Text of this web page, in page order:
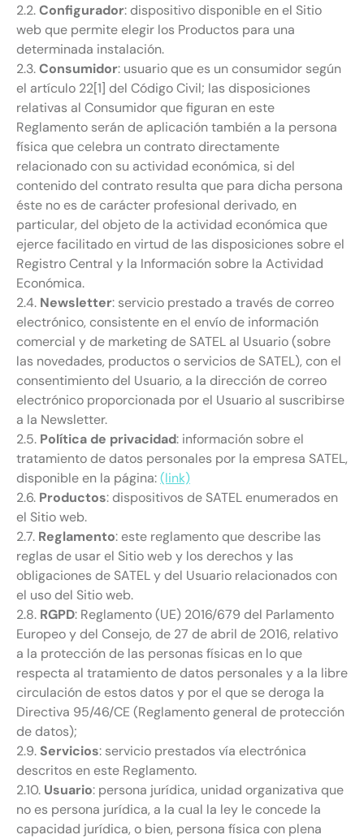
2.2.Configurador: dispositivo disponible en el Sitio
web que permite elegir los Productos para una
determinada instalación.
2.3.Consumidor: usuario que es un consumidor según
el artículo 22[1] del Código Civil; las disposiciones
relativas al Consumidor que figuran en este
Reglamento serán de aplicación también a la persona
física que celebra un contrato directamente
relacionado con su actividad económica, si del
contenido del contrato resulta que para dicha persona
éste no es de carácter profesional derivado, en
particular, del objeto de la actividad económica que
ejerce facilitado en virtud de las disposiciones sobre el
Registro Central y la Información sobre la Actividad
Económica.
2.4. Newsletter: servicio prestado a través de correo
electrónico, consistente en el envío de información
comercial y de marketing de SATEL al Usuario (sobre
las novedades, productos o servicios de SATEL), con el
consentimiento del Usuario, a la dirección de correo
electrónico proporcionada por el Usuario al suscribirse
a la Newsletter.
2.5. Política de privacidad: información sobre el
tratamiento de datos personales por la empresa SATEL,
disponible en la página:(link)
2.6. Productos: dispositivos de SATEL enumerados en
el Sitio web.
2.7. Reglamento: este reglamento que describe las
reglas de usar el Sitio web y los derechos y las
obligaciones de SATEL y del Usuario relacionados con
el uso del Sitio web.
2.8. RGPD: Reglamento (UE) 2016/679 del Parlamento
Europeo y del Consejo, de 27 de abril de 2016, relativo
a la protección de las personas físicas en lo que
respecta al tratamiento de datos personales y a la libre
circulación de estos datos y por el que se deroga la
Directiva 95/46/CE (Reglamento general de protección
de datos);
2.9. Servicios: servicio prestados vía electrónica
descritos en este Reglamento.
2.10. Usuario: persona jurídica, unidad organizativa que
no es persona jurídica, a la cual la ley le concede la
capacidad jurídica, o bien, persona física con plena